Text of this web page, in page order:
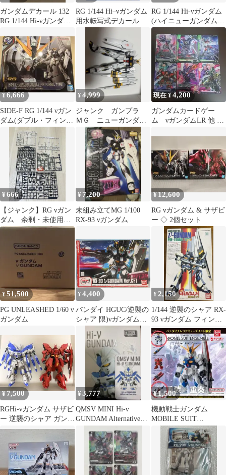
ガンダムデカール 132
RG 1/144 Hi-νガンダム
RG 1/144 Hi–νガンダム
用水転写式デカール
RG 1/144 Hi-νガンダム
(ハイニューガンダム)
ガンプラ未組立
¥6,666
SIDE-F RG 1/144 νガン
ダム(ダブル・フィン・
ファンネル装備型)
¥4,999
ジャンク ガンプラ
ＭＧ ニューガンダ
ム νガンダム ver Ka
現在 ¥4,200
ガンダムカードゲー
ム νガンダムLR 他 6
¥666
【ジャンク】RG νガン
ダム 余剰・未使用パ
ーツ
¥ 7,200
未組み立てMG 1/100
RX-93 νガンダム
¥12,600
RG νガンダム & サザビ
ー ◇ 2個セット
¥51,500
PG UNLEASHED 1/60 ν
ガンダム
¥4,400
バンダイ HGUC/逆襲の
シャア 限)νガンダム
verGFT 1/144
¥ 2,150
1/144 逆襲のシャア RX-
93 νガンダム フィン・
ファンネル装備型
¥7,500
RGHi-νガンダム サザビ
ー 逆襲のシャア ガンプ
ラセット
¥3,777
QMSV MINI Hi-ν
GUNDAM Alternative
¥1,500
機動戦士ガンダム
MOBILE SUIT
ENSEMBLE FUKUOKA